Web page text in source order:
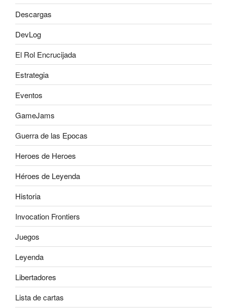
Descargas
DevLog
El Rol Encrucijada
Estrategia
Eventos
GameJams
Guerra de las Epocas
Heroes de Heroes
Héroes de Leyenda
Historia
Invocation Frontiers
Juegos
Leyenda
Libertadores
Lista de cartas